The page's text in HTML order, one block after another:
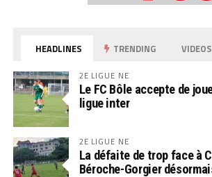
HEADLINES TRENDING VIDEOS
2E LIGUE NE
Le FC Bôle accepte de
ligue inter
2E LIGUE NE
La défaite de trop face à
Béroche-Gorgier